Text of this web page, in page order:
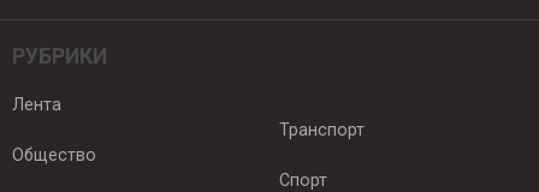
РУБРИКИ
Лента
Общество
Транспорт
Спорт